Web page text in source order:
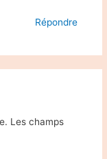
Répondre
Les champs